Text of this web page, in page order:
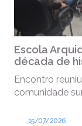
Escola
década de
Encontro
comunidade
15/07/2026